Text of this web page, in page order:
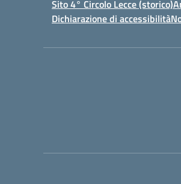
Sito 4° Circolo Lecce (storico)
Dichiarazione di accessibilità